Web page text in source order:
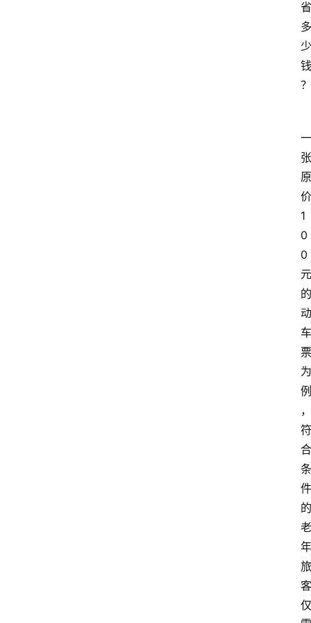
省
多
少
钱
？
一
张
原
价
1
0
0
元
的
动
车
票
为
例
，
符
合
条
件
的
老
年
旅
客
仅